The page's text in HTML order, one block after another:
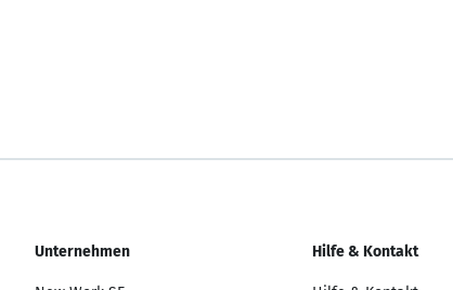
Unternehmen Hilfe & Kontakt